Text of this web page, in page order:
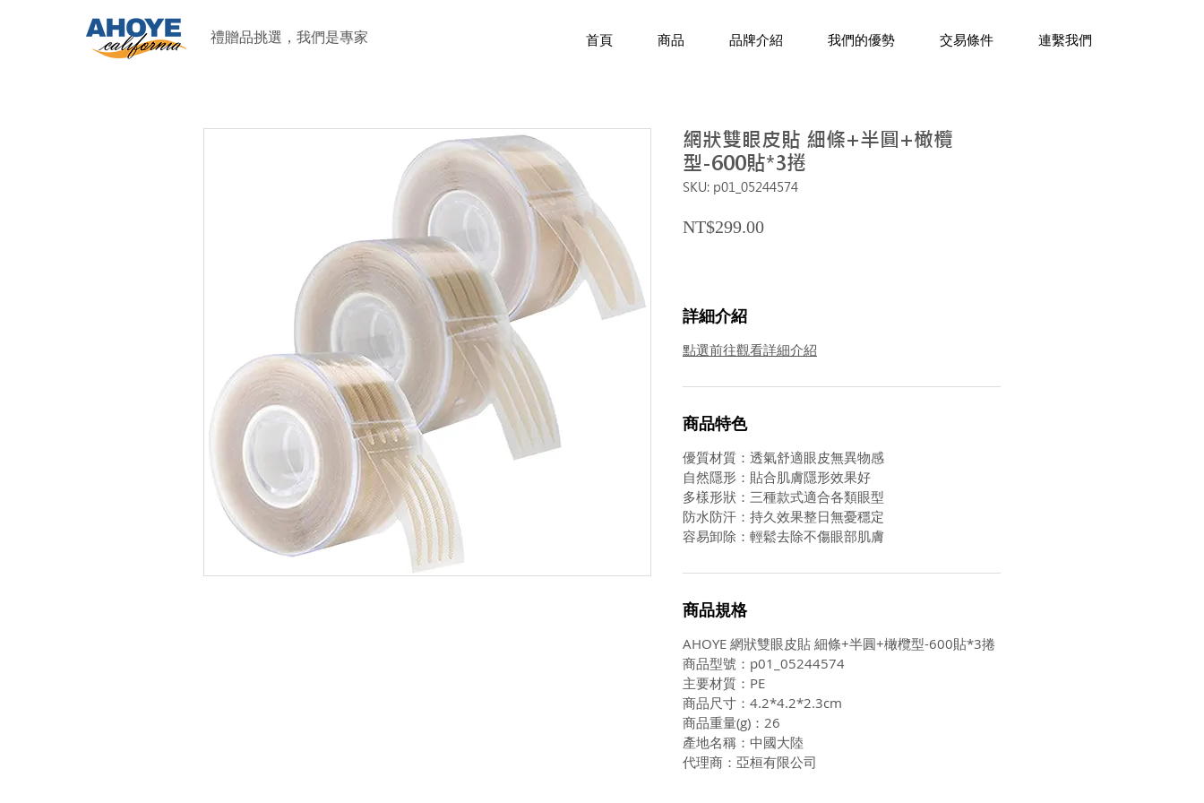
禮贈品挑選，我們是專家 首頁 商品 品牌介紹 我們的優勢 交易條件 連繫我們
網狀雙眼皮貼 細條+半圓+橄欖
型-600貼*3捲
SKU: p01_05244574
NT$299.00Price
詳細介紹
點選前往觀看詳細介紹
商品特色
優質材質：透氣舒適眼皮無異物感
自然隱形：貼合肌膚隱形效果好
多樣形狀：三種款式適合各類眼型
防水防汗：持久效果整日無憂穩定
容易卸除：輕鬆去除不傷眼部肌膚
商品規格
AHOYE 網狀雙眼皮貼 細條+半圓+橄欖型-600貼*3捲
商品型號：p01_05244574
主要材質：PE
商品尺寸：4.2*4.2*2.3cm
商品重量(g)：26
產地名稱：中國大陸
代理商：亞桓有限公司